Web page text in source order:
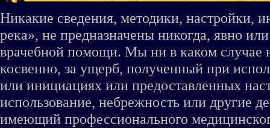
Никакие сведения, методики, настройки,
река», не предназначены никогда, явно
врачебной помощи. Мы ни в каком случае
косвенно, за ущерб, полученный при
или инициациях или предоставленных
использование, небрежность или другие
имеющий профессионального